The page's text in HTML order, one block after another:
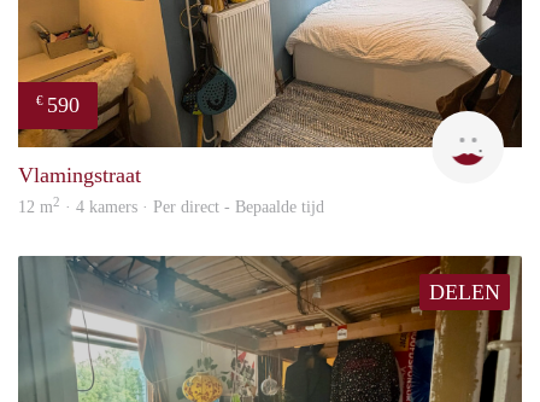
€ 590
Kyra
Vlamingstraat
12 m2 · 4 kamers · Per direct - Bepaalde tijd
DELEN